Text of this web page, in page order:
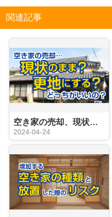
関連記事
空き家の売却、現状と更地どっちがいいの？
2024-04-24